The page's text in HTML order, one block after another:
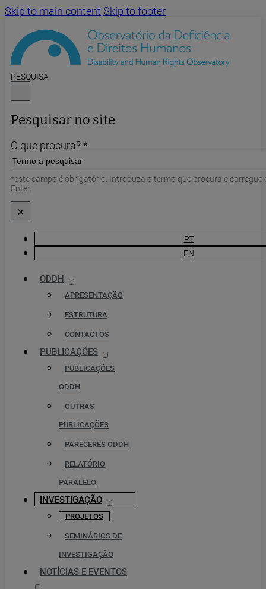
Skip to main content Skip to footer
PESQUISA
Pesquisar no site
O que procura? *
*este campo é obrigatório. Introduza o termo que procura e carregue
Enter.
×
PT
EN
ODDH
APRESENTAÇÃO
ESTRUTURA
CONTACTOS
PUBLICAÇÕES
PUBLICAÇÕES
ODDH
OUTRAS
PUBLICAÇÕES
PARECERES ODDH
RELATÓRIO
PARALELO
INVESTIGAÇÃO
PROJETOS
SEMINÁRIOS DE
INVESTIGAÇÃO
NOTÍCIAS E EVENTOS